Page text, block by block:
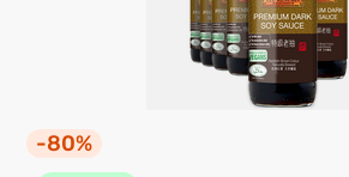
-80%